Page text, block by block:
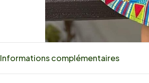
Informations complémentaires